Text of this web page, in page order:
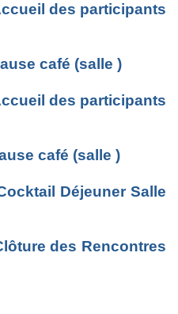
des participants
café (salle )
des participants
café (salle )
Déjeuner Salle
des Rencontres